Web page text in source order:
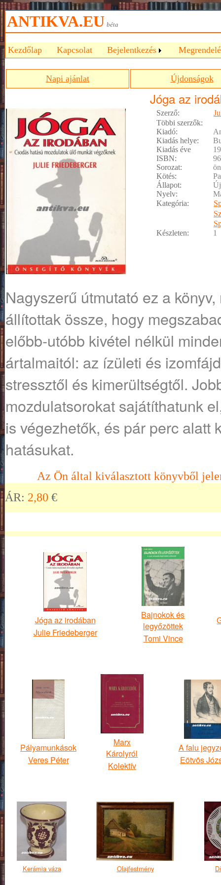
ANTIKVA.EU béta
Kezdőlap Kapcsolat Bejelentkezés
Napi ajánlat Újdonságok
Jóga az
Szerző:
Többi szerzők:
Kiadó:
Kiadás helye:
Kiadás éve
ISBN:
Sorozat:
Kötés:
Állapot:
Nyelv:
Kategória:
Készleten:
1
Nagyszerű útmutató ez a
állítottak össze, hogy
előbb-utóbb kivétel nélkül
ártalmaitól: az ízületi és
stressztől és kimerültségtől.
mozdulatsorokat sajátíthatunk
is végezhetők, és pár perc alatt
hatásukat.
Az Ön által kiválasztott könyvből
ÁR: 2,80 €
Jóga az irodában
Julie Friedeberger
Bajnokok és
legyőzöttek
Tomi Vince
Pályamunkások
Veres Péter
Marx
Károlyról
Kolektív
A falu
Eötvös
Kerámia váza Olajfestmény